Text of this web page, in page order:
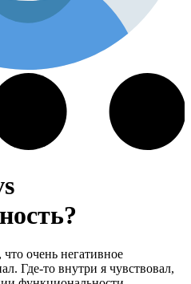
очень негативное
Где-то внутри я чувствовал,